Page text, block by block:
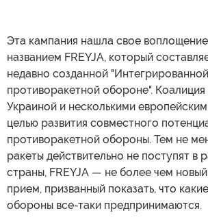
Эта кампания нашла свое
названием FREYJA, который
недавно созданной
противоракетной обороне".
Украиной и несколькими
целью развития совместного
противоракетной обороны. Тем не
ракеты действительно не поступят в
страны, FREYJA — не более чем
прием, призванный показать, что
обороны все-таки предпринимаются.